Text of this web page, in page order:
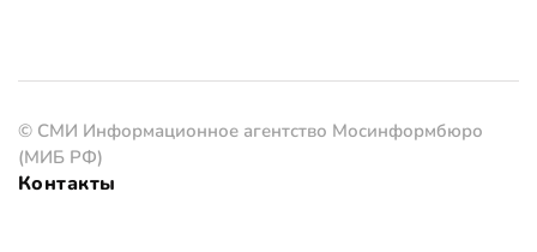
© СМИ Информационное агентство Мосинформбюро
(МИБ РФ)
Контакты